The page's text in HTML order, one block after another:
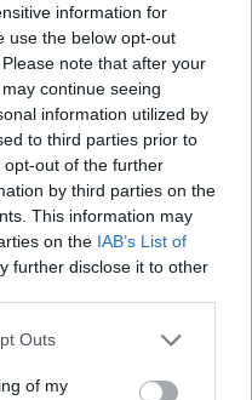
information for
use the below opt-out
note that after your
continue seeing
information utilized by
to third parties prior to
out of the further
by third parties on the
This information may
on the IAB’s List of
further disclose it to other
one or more Google
You may click to
Outs
of my
Στη Μακεδονία η πρώτη
πειραματική ΣΑΕΚ Τουρισμού –
Ράπτη: Αναγνωρίζουμε το έργο
της ΣΑΕΚ Τουρισμού στη
Θεσσαλονίκη